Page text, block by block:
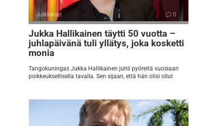
Julkkikset 0
Jukka Hallikainen täytti 50 vuotta –
juhlapäivänä tuli yllätys, joka kosketti
monia
Tangokuningas Jukka Hallikainen juhli pyöreitä vuosiaan
poikkeuksellisella tavalla. Sen sijaan, että hän olisi ollut